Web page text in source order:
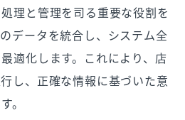
理と管理を司る重要な役割を
データを統合し、システム全
適化します。これにより、店
し、正確な情報に基づいた意
。